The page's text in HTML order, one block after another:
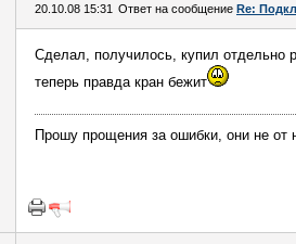
20.10.08 15:31 Ответ на сообщение Re:
Сделал, получилось, купил отдельно
теперь правда кран бежит
Прошу прощения за ошибки, они не от